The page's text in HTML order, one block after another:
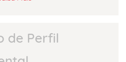
de Perfil